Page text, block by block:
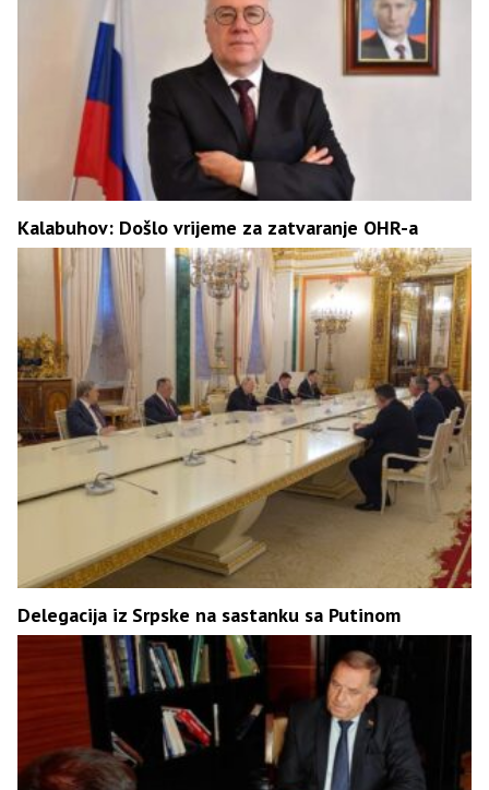
Kalabuhov: Došlo vrijeme za zatvaranje OHR-a
Delegacija iz Srpske na sastanku sa Putinom